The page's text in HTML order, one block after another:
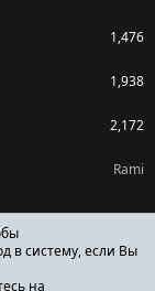
1,476
1,938
2,172
Rami
в систему, если Вы
на